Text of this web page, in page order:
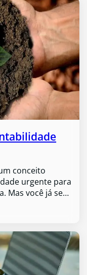
conceito
urgente para
Mas você já se…